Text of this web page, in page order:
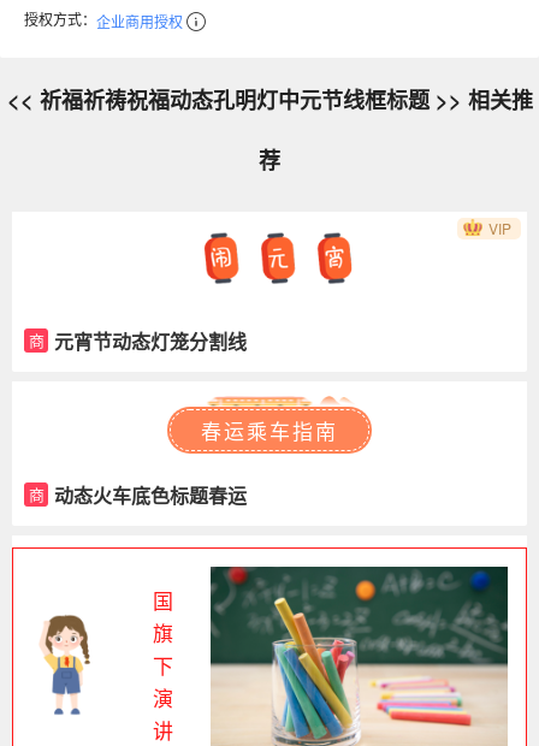
授权方式： 企业商用授权
<< 祈福祈祷祝福动态孔明灯中元节线框标题 >> 相关推
荐
商 元宵节动态灯笼分割线
VIP
春运乘车指南
商 动态火车底色标题春运
国
旗
下
演
讲